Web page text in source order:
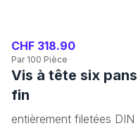
CHF 318.90
Par 100 Pièce
Vis à tête six
fin
entièrement filetées